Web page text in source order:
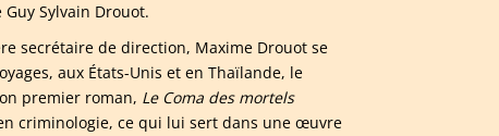
Sylvain Drouot.
secrétaire de direction, Maxime Drouot se
aux États-Unis et en Thaïlande, le
premier roman, Le Coma des mortels
criminologie, ce qui lui sert dans une œuvre